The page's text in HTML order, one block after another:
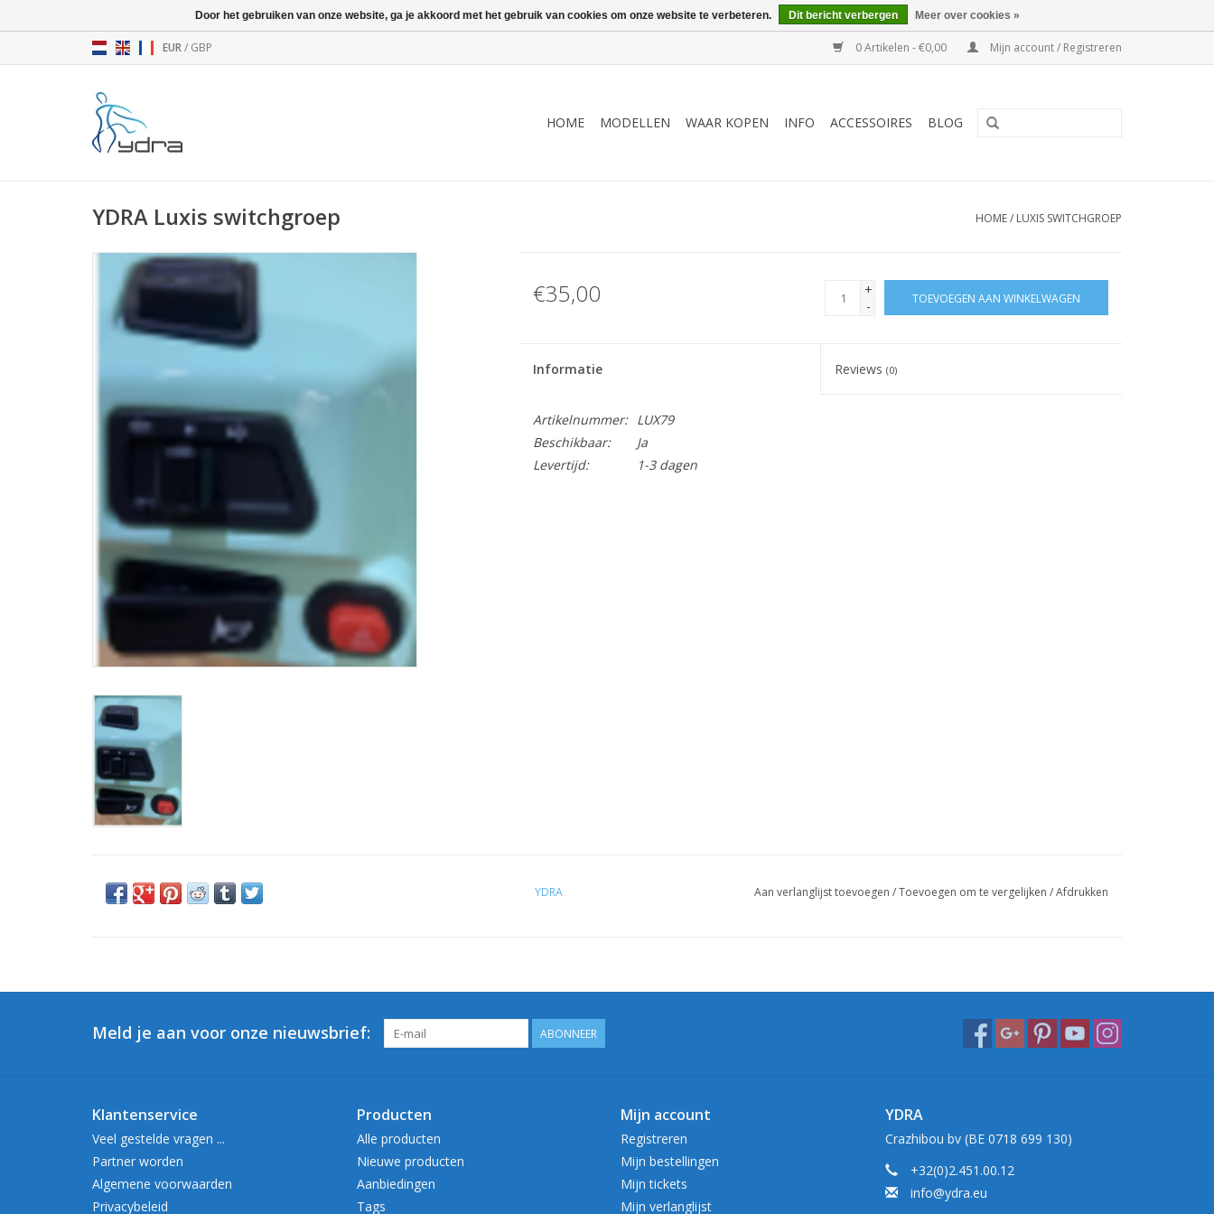
EUR/ GBP 0 Artikelen - €0,00 Mijn account / Registreren
HOME MODELLEN WAAR KOPEN INFO ACCESSOIRES BLOG
YDRA Luxis switchgroep HOME/ LUXIS SWITCHGROEP
€35,00
+
-
TOEVOEGEN AAN WINKELWAGEN
Informatie Reviews(0)
Artikelnummer:
LUX79
Beschikbaar:
Ja
Levertijd:
1-3 dagen
YDRA Aan verlanglijst toevoegen /Toevoegen om te vergelijken /Afdrukken
Meld je aan voor onze nieuwsbrief: ABONNEER
Klantenservice
Veel gestelde vragen ...
Partner worden
Algemene voorwaarden
Privacybeleid
Producten
Alle producten
Nieuwe producten
Aanbiedingen
Tags
Mijn account
Registreren
Mijn bestellingen
Mijn tickets
Mijn verlanglijst
YDRA
Crazhibou bv (BE 0718 699 130)
+32(0)2.451.00.12
info@ydra.eu
Door het gebruiken van onze website, ga je akkoord met het gebruik van cookies om onze website te verbeteren. Dit bericht verbergen Meer over cookies »